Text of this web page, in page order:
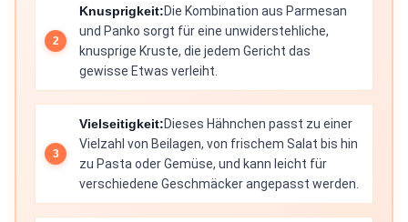
Knusprigkeit:Die Kombination aus Parmesan
und Panko sorgt für eine unwiderstehliche,
knusprige Kruste, die jedem Gericht das
gewisse Etwas verleiht.
Vielseitigkeit:Dieses Hähnchen passt zu einer
Vielzahl von Beilagen, von frischem Salat bis hin
zu Pasta oder Gemüse, und kann leicht für
verschiedene Geschmäcker angepasst werden.